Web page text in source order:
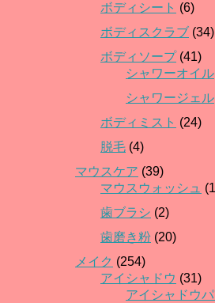
ボディシート (6)
ボディスクラブ (34)
ボディソープ(41)
シャワーオイル
シャワージェル
ボディミスト (24)
脱毛 (4)
マウスケア (39)
マウスウォッシュ
歯ブラシ (2)
歯磨き粉 (20)
メイク (254)
アイシャドウ (31)
アイシャドウ